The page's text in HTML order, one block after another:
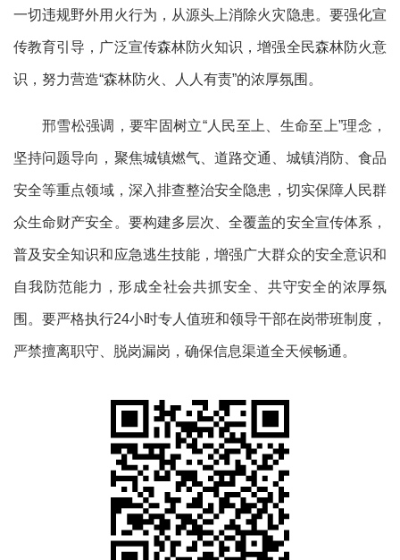
一切违规野外用火行为，从源头上消除火灾隐患。 要强化宣
传教育引导，广泛宣传森林防火知识，增强全民森林防火意
识，努力营造“森林防火、人人有责”的浓厚氛围。
邢雪松强调，要牢固树立“人民至上、生命至上”理念 ，
坚持问题导向，聚焦城镇燃气、道路交通、 城镇消防、食品
安全等重点领域， 深入排查整治安全隐患 ， 切实保障人民群
众生命财产安全。 要构建多层次、全覆盖的安全宣传体系 ，
普及安全知识和应急逃生技能，增强广大群众的安全意识和
自我防范能力，形成全社会共抓安全、共守安全的浓厚氛
围。要严格执行24小时专人值班和领导干部在岗带班制度，
严禁擅离职守、脱岗漏岗，确保信息渠道全天候畅通。